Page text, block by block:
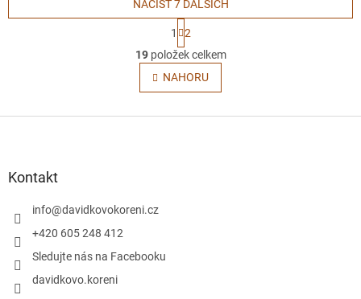
O
v
l
á
NAČÍST 7 DALŠÍCH
t
r
á
n
k
v
1
2
19položek celkem
NAHORU
Kontakt
info@davidkovokoreni.cz
+420 605 248 412
Sledujte nás na Facebooku
davidkovo.koreni